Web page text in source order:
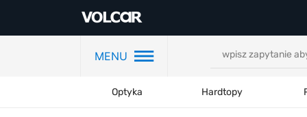
MENU
Optyka Hardtopy